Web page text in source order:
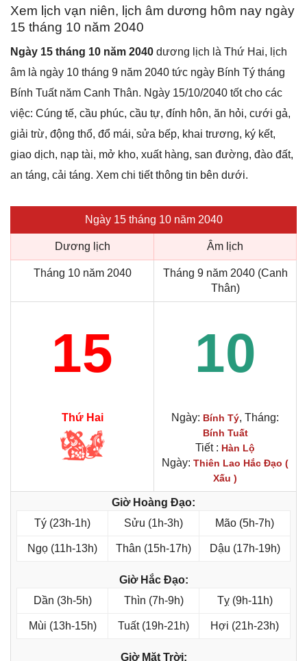
Xem lịch vạn niên, lịch âm dương hôm nay ngày
15 tháng 10 năm 2040
Ngày 15 tháng 10 năm 2040 dương lịch là Thứ Hai, lịch
âm là ngày 10 tháng 9 năm 2040 tức ngày Bính Tý tháng
Bính Tuất năm Canh Thân. Ngày 15/10/2040 tốt cho các
việc: Cúng tế, cầu phúc, cầu tự, đính hôn, ăn hỏi, cưới gả,
giải trừ, động thổ, đổ mái, sửa bếp, khai trương, ký kết,
giao dịch, nạp tài, mở kho, xuất hàng, san đường, đào đất,
an táng, cải táng. Xem chi tiết thông tin bên dưới.
Ngày 15 tháng 10 năm 2040
Dương lịch Âm lịch
Tháng 10 năm 2040
Tháng 9 năm 2040 (Canh
Thân)
15 10
Thứ Hai Ngày: Bính Tý, Tháng:
Bính Tuất
Tiết : Hàn Lộ
Ngày: Thiên Lao Hắc Đạo (
Xấu )
Giờ Hoàng Đạo:
Tý (23h-1h)
Sửu (1h-3h) Mão (5h-7h)
Ngọ (11h-13h) Thân (15h-17h) Dậu (17h-19h)
Giờ Hắc Đạo:
Dần (3h-5h)
Thìn (7h-9h) Tỵ (9h-11h)
Mùi (13h-15h) Tuất (19h-21h) Hợi (21h-23h)
Giờ Mặt Trời: